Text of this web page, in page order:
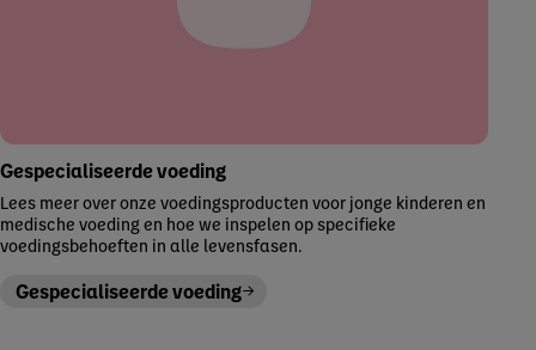
Gespecialiseerde voeding
Lees meer over onze voedingsproducten voor jonge kinderen en
medische voeding en hoe we inspelen op specifieke
voedingsbehoeften in alle levensfasen.
Gespecialiseerde voeding